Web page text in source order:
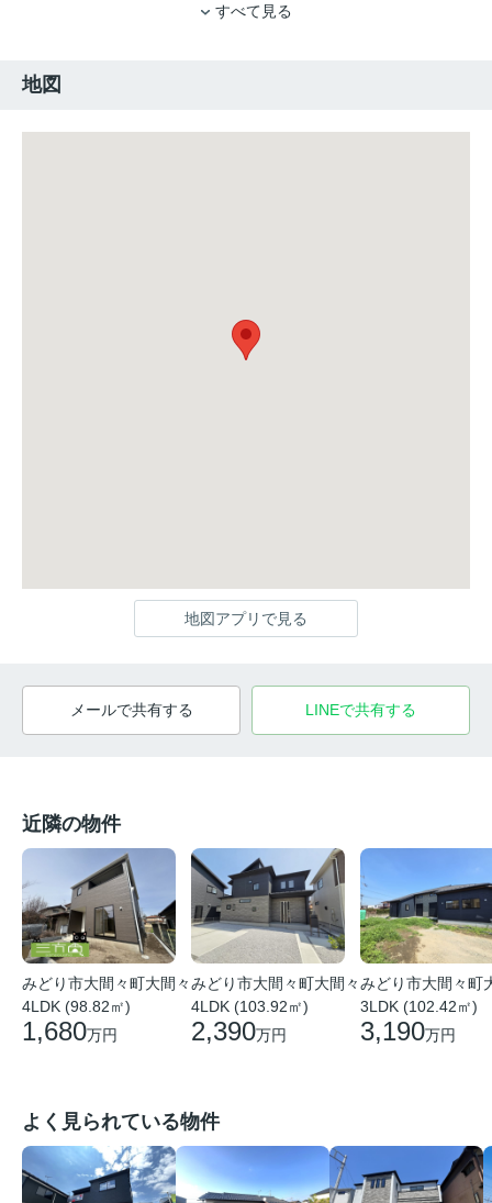
すべて見る
地図
地図アプリで見る
メールで共有する LINEで共有する
近隣の物件
みどり市大間々町大間々
4LDK (98.82㎡)
1,680万円
みどり市大間々町大間々
4LDK (103.92㎡)
2,390万円
みどり市大間々町
3LDK (102.42㎡)
3,190万円
よく見られている物件